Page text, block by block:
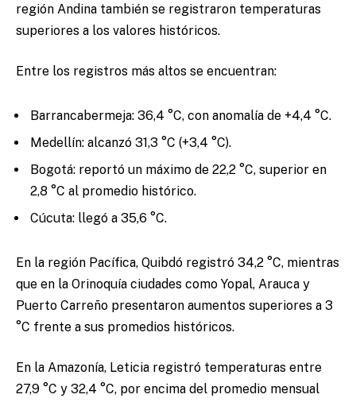
región Andina también se registraron temperaturas
superiores a los valores históricos.
Entre los registros más altos se encuentran:
Barrancabermeja: 36,4 °C, con anomalía de +4,4 °C.
Medellín: alcanzó 31,3 °C (+3,4 °C).
Bogotá: reportó un máximo de 22,2 °C, superior en
2,8 °C al promedio histórico.
Cúcuta: llegó a 35,6 °C.
En la región Pacífica, Quibdó registró 34,2 °C, mientras
que en la Orinoquía ciudades como Yopal, Arauca y
Puerto Carreño presentaron aumentos superiores a 3
°C frente a sus promedios históricos.
En la Amazonía, Leticia registró temperaturas entre
27,9 °C y 32,4 °C, por encima del promedio mensual